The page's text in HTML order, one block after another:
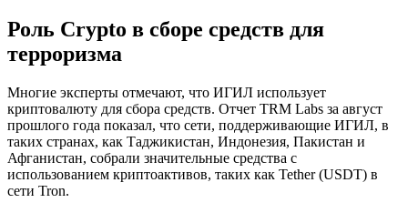
Роль Crypto в сборе средств для
терроризма
Многие эксперты отмечают, что ИГИЛ использует
криптовалюту для сбора средств. Отчет TRM Labs за август
прошлого года показал, что сети, поддерживающие ИГИЛ, в
таких странах, как Таджикистан, Индонезия, Пакистан и
Афганистан, собрали значительные средства с
использованием криптоактивов, таких как Tether (USDT) в
сети Tron.